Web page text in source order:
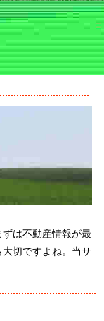
は不動産情報が最
切ですよね。当サ